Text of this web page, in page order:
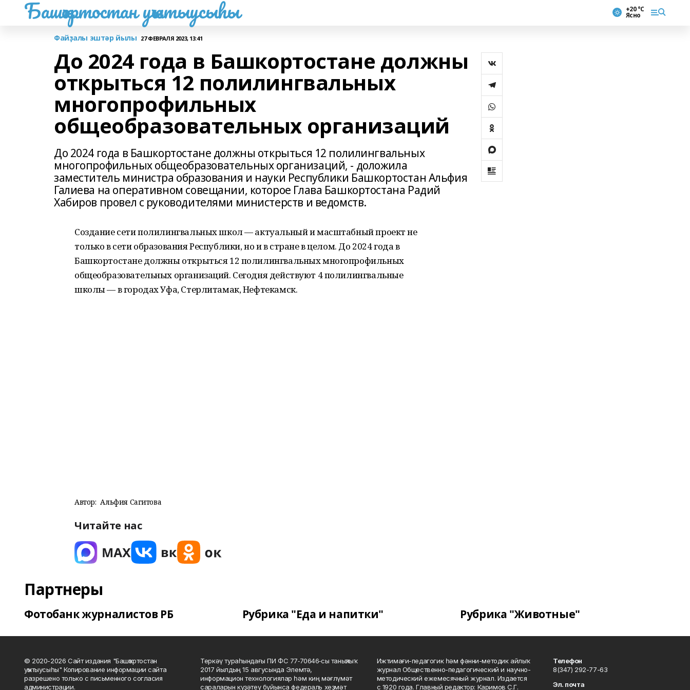
Башҡортостан уҡытыусыһы +20 °С
Ясно
Файҙалы эштәр йылы 27 ФЕВРАЛЯ 2023, 13:41
До 2024 года в Башкортостане должны
открыться 12 полилингвальных
многопрофильных
общеобразовательных организаций
До 2024 года в Башкортостане должны открыться 12 полилингвальных
многопрофильных общеобразовательных организаций, - доложила
заместитель министра образования и науки Республики Башкортостан Альфия
Галиева на оперативном совещании, которое Глава Башкортостана Радий
Хабиров провел с руководителями министерств и ведомств.
Создание сети полилингвальных школ — актуальный и масштабный проект не
только в сети образования Республики, но и в стране в целом. До 2024 года в
Башкортостане должны открыться 12 полилингвальных многопрофильных
общеобразовательных организаций. Сегодня действуют 4 полилингвальные
школы — в городах Уфа, Стерлитамак, Нефтекамск.
Автор: Альфия Сагитова
Читайте нас
Партнеры
Фотобанк журналистов РБ Рубрика "Еда и напитки" Рубрика "Животные"
© 2020-2026 Сайт издания "Башҡортостан
уҡытыусыһы" Копирование информации сайта
разрешено только с письменного согласия
администрации.
Теркәү тураһындағы ПИ ФС 77‑70646‑сы таныҡлыҡ
2017 йылдың 15 авгусында Элемтә,
информацион технологиялар һәм киң мәғлүмәт
сараларын күҙәтеү буйынса федераль хеҙмәт
Ижтимағи-педагогик һәм фәнни-методик айлыҡ
журнал Общественно-педагогический и научно-
методический ежемесячный журнал. Издается
с 1920 года. Главный редактор: Каримов С.Г.
Телефон
8(347) 292-77-63
Эл. почта